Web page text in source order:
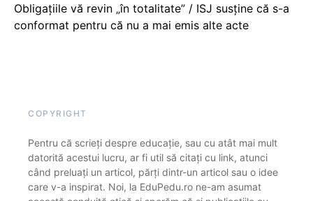
Obligațiile vă revin „în totalitate” / ISJ susține că s-a
conformat pentru că nu a mai emis alte acte
COPYRIGHT
Pentru că scrieți despre educație, sau cu atât mai mult
datorită acestui lucru, ar fi util să citați cu link, atunci
când preluați un articol, părți dintr-un articol sau o idee
care v-a inspirat. Noi, la EduPedu.ro ne-am asumat